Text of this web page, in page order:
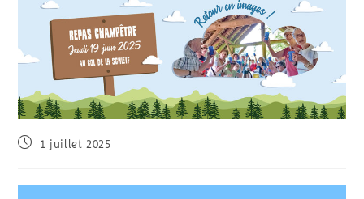
1 juillet 2025